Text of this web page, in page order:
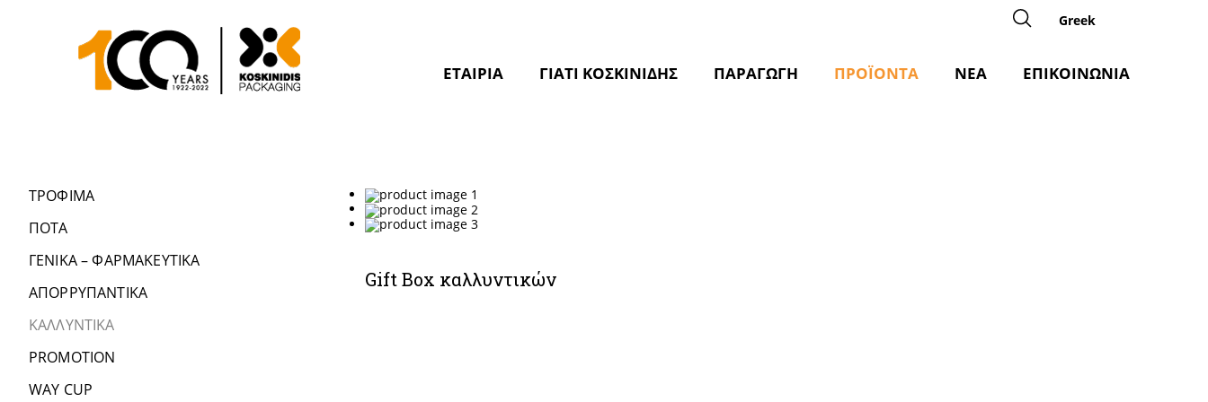
Greek
ΕΤΑΙΡΙΑ ΓΙΑΤΙ ΚΟΣΚΙΝΙΔΗΣ ΠΑΡΑΓΩΓΗ ΠΡΟΪΟΝΤΑ ΝΕΑ ΕΠΙΚΟΙΝΩΝΙΑ
Gift Box καλλυντικών
ΤΡΟΦΙΜΑ
ΠΟΤΑ
ΓΕΝΙΚΑ – ΦΑΡΜΑΚΕΥΤΙΚΑ
ΑΠΟΡΡΥΠΑΝΤΙΚΑ
ΚΑΛΛΥΝΤΙΚΑ
PROMOTION
WAY CUP